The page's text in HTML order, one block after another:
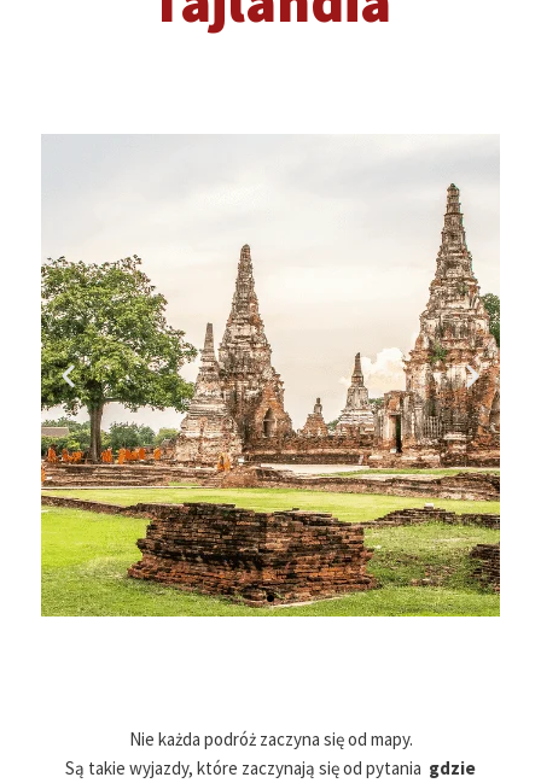
Nie każda podróż zaczyna się od mapy.
Są takie wyjazdy, które zaczynają się od pytania gdzie